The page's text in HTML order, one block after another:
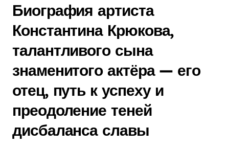
Биография артиста
Константина Крюкова,
талантливого сына
знаменитого актёра — его
отец, путь к успеху и
преодоление теней
дисбаланса славы